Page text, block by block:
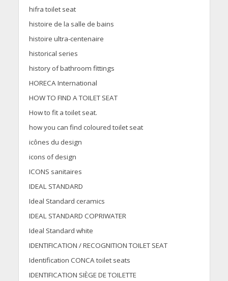
hifra toilet seat
histoire de la salle de bains
histoire ultra-centenaire
historical series
history of bathroom fittings
HORECA International
HOW TO FIND A TOILET SEAT
How to fit a toilet seat.
how you can find coloured toilet seat
icônes du design
icons of design
ICONS sanitaires
IDEAL STANDARD
Ideal Standard ceramics
IDEAL STANDARD COPRIWATER
Ideal Standard white
IDENTIFICATION / RECOGNITION TOILET SEAT
Identification CONCA toilet seats
IDENTIFICATION SIÈGE DE TOILETTE